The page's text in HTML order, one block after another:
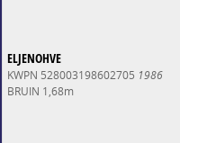
ELJENOHVE
KWPN 528003198602705 1986
BRUIN 1,68m